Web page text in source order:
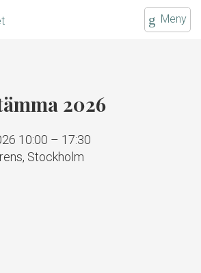
Meny
2026
10:00 – 17:30
Stockholm